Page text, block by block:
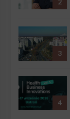
2
3
4